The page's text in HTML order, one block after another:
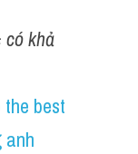
có khả
best